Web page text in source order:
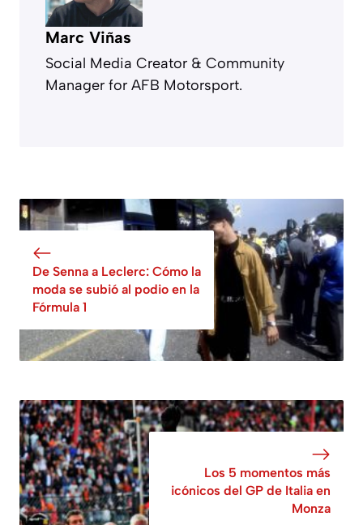
Marc Viñas
Social Media Creator & Community
Manager for AFB Motorsport.
De Senna a Leclerc: Cómo la
moda se subió al podio en la
Fórmula 1
Los 5 momentos más
icónicos del GP de Italia en
Monza